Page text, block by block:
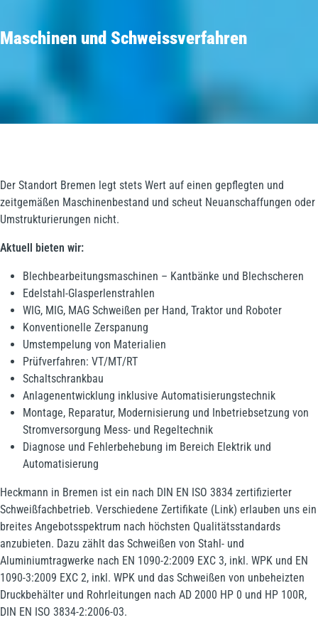
Maschinen und Schweissverfahren
Der Standort Bremen legt stets Wert auf einen gepflegten und
zeitgemäßen Maschinenbestand und scheut Neuanschaffungen oder
Umstrukturierungen nicht.
Aktuell bieten wir:
Blechbearbeitungsmaschinen – Kantbänke und Blechscheren
Edelstahl-Glasperlenstrahlen
WIG, MIG, MAG Schweißen per Hand, Traktor und Roboter
Konventionelle Zerspanung
Umstempelung von Materialien
Prüfverfahren: VT/MT/RT
Schaltschrankbau
Anlagenentwicklung inklusive Automatisierungstechnik
Montage, Reparatur, Modernisierung und Inbetriebsetzung von
Stromversorgung Mess- und Regeltechnik
Diagnose und Fehlerbehebung im Bereich Elektrik und
Automatisierung
Heckmann in Bremen ist ein nach DIN EN ISO 3834 zertifizierter
Schweißfachbetrieb. Verschiedene Zertifikate (Link) erlauben uns ein
breites Angebotsspektrum nach höchsten Qualitätsstandards
anzubieten. Dazu zählt das Schweißen von Stahl- und
Aluminiumtragwerke nach EN 1090-2:2009 EXC 3, inkl. WPK und EN
1090-3:2009 EXC 2, inkl. WPK und das Schweißen von unbeheizten
Druckbehälter und Rohrleitungen nach AD 2000 HP 0 und HP 100R,
DIN EN ISO 3834-2:2006-03.